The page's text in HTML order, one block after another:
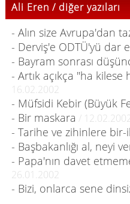
Ali Eren / diğer yazıları
- Alın size Avrupa'dan
- Derviş'e ODTÜ'yü dar
- Bayram sonrası
- Artık açıkça "ha
16.02.2002
- Müfsidi Kebir (Büyük
- Bir maskara /
- Tarihe ve zihinlere bir-
- Başbakanlığı al, neyi
- Papa'nın davet
26.01.2002
- Bizi, onlarca sene